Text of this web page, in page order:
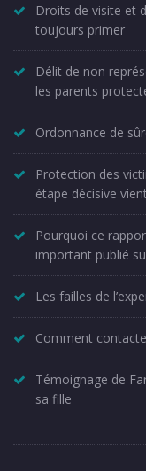
Droits de visite et
toujours primer
Délit de non
les parents
Ordonnance de
Protection des
étape décisive
Pourquoi ce
important publié
Les failles de
Comment
Témoignage de
sa fille